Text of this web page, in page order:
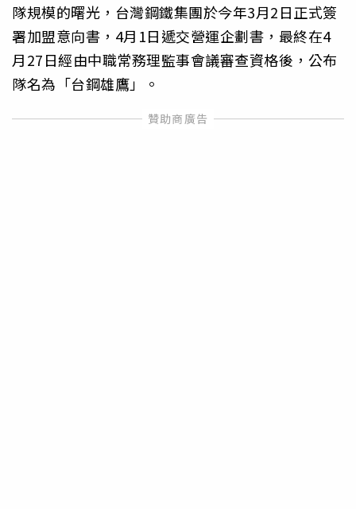
隊規模的曙光，台灣鋼鐵集團於今年3月2日正式簽
署加盟意向書，4月1日遞交營運企劃書，最終在4
月27日經由中職常務理監事會議審查資格後，公布
隊名為「台鋼雄鷹」。